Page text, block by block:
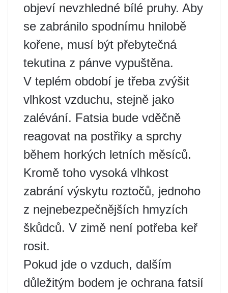
objeví nevzhledné bílé pruhy. Aby
se zabránilo spodnímu hnilobě
kořene, musí být přebytečná
tekutina z pánve vypuštěna.
V teplém období je třeba zvýšit
vlhkost vzduchu, stejně jako
zalévání. Fatsia bude vděčně
reagovat na postřiky a sprchy
během horkých letních měsíců.
Kromě toho vysoká vlhkost
zabrání výskytu roztočů, jednoho
z nejnebezpečnějších hmyzích
škůdců. V zimě není potřeba keř
rosit.
Pokud jde o vzduch, dalším
důležitým bodem je ochrana fatsií